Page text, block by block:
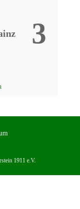
3
1911 e.V.